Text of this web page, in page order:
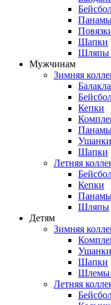
Шапки
Шляпы
Мужчинам
Зимняя
Кепки
Ушанки
Шапки
Летняя
Кепки
Шляпы
Детям
Зимняя
Ушанки
Шапки
Шлемы
Летняя